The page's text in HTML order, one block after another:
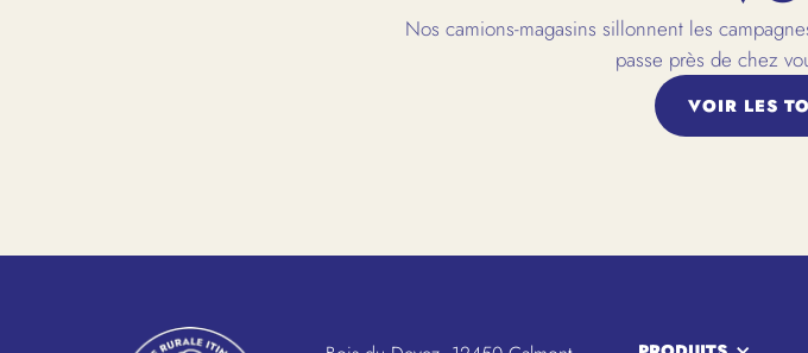
Nos camions-magasins sillonnent les
passe près de chez
VOIR LES